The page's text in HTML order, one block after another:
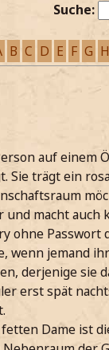
Suche:
B C D E F G H
auf einem
Sie trägt ein
macht auch
ohne
wenn jemand
derjenige sie
erst spät
Dame ist